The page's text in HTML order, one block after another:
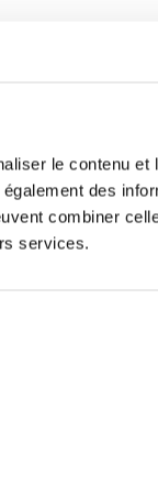
le contenu
des
combiner
services.